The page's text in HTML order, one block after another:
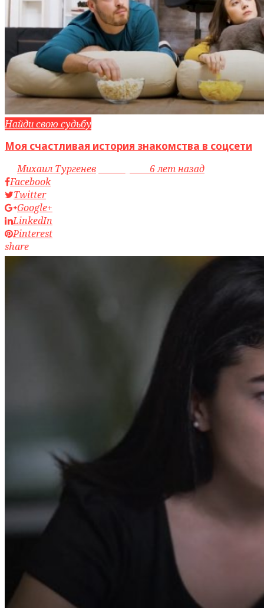
Найди свою судьбу
Моя счастливая история знакомства в соцсети
byМихаил Тургенев
6 лет назад
Facebook
Twitter
Google+
LinkedIn
Pinterest
share